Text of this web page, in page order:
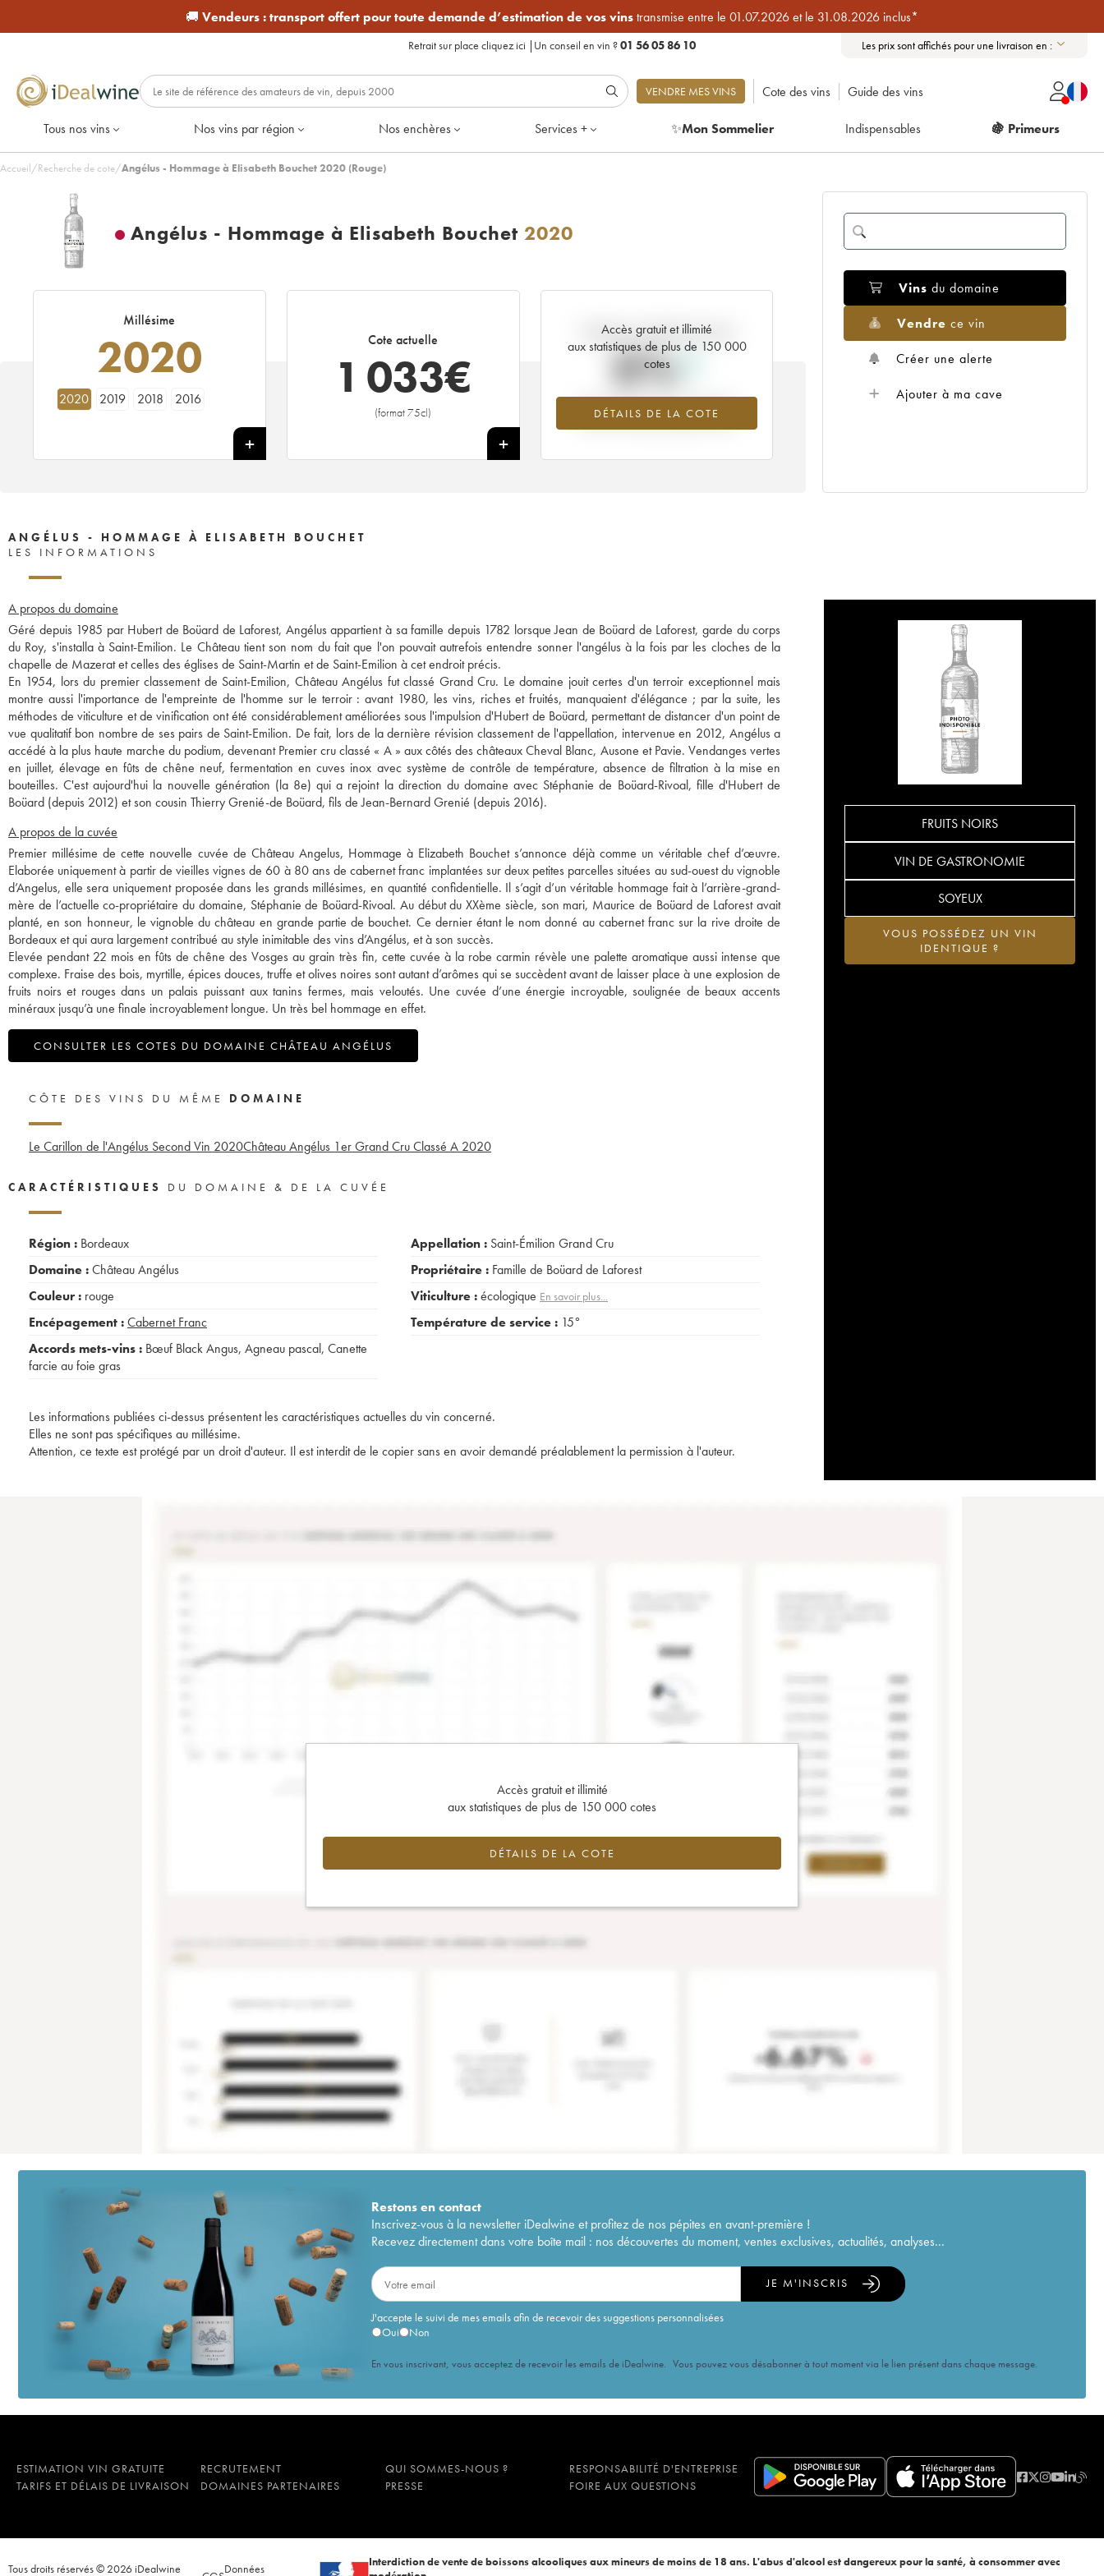
🚚 Vendeurs :transport offert pour toute demande d’estimation de vos vinstransmise entre le 01.07.2026 et le 31.08.2026 inclus*
Retrait sur place cliquez ici | Un conseil en vin ?01 56 05 86 10 Les prix sont affichés pour une livraison en :
VENDRE MES VINS Cote des vins Guide des vins
Tous nos vins Nos vins par région Nos enchères Services + ✨Mon Sommelier Indispensables 🍇 Primeurs
Accueil/Recherche de cote/Angélus - Hommage à Elisabeth Bouchet 2020 (Rouge)
Angélus - Hommage à Elisabeth Bouchet 2020
Millésime
2020
2020 2019 2018 2016
Cote actuelle
1 033€
(format 75cl)
+
Accès gratuit et illimité
aux statistiques de plus de 150 000
cotes
DÉTAILS DE LA COTE
Tendance actuelle de la cote
0%
Tendance à la hausse du millésime
2020 en 2026 par rapport à 2025
Vins du domaine
Vendre ce vin
Créer une alerte
Ajouter à ma cave
ANGÉLUS - HOMMAGE À ELISABETH BOUCHET
LES INFORMATIONS
A propos du domaine
Géré depuis 1985 par Hubert de Boüard de Laforest, Angélus appartient à sa famille depuis 1782 lorsque Jean de Boüard de Laforest, garde du corps
du Roy, s'installa à Saint-Emilion. Le Château tient son nom du fait que l'on pouvait autrefois entendre sonner l'angélus à la fois par les cloches de la
chapelle de Mazerat et celles des églises de Saint-Martin et de Saint-Emilion à cet endroit précis.
En 1954, lors du premier classement de Saint-Emilion, Château Angélus fut classé Grand Cru. Le domaine jouit certes d'un terroir exceptionnel mais
montre aussi l'importance de l'empreinte de l'homme sur le terroir : avant 1980, les vins, riches et fruités, manquaient d'élégance ; par la suite, les
méthodes de viticulture et de vinification ont été considérablement améliorées sous l'impulsion d'Hubert de Boüard, permettant de distancer d'un point de
vue qualitatif bon nombre de ses pairs de Saint-Emilion. De fait, lors de la dernière révision classement de l'appellation, intervenue en 2012, Angélus a
accédé à la plus haute marche du podium, devenant Premier cru classé « A » aux côtés des châteaux Cheval Blanc, Ausone et Pavie. Vendanges vertes
en juillet, élevage en fûts de chêne neuf, fermentation en cuves inox avec système de contrôle de température, absence de filtration à la mise en
bouteilles. C'est aujourd'hui la nouvelle génération (la 8e) qui a rejoint la direction du domaine avec Stéphanie de Boüard-Rivoal, fille d'Hubert de
Boüard (depuis 2012) et son cousin Thierry Grenié-de Boüard, fils de Jean-Bernard Grenié (depuis 2016).
A propos de la cuvée
Premier millésime de cette nouvelle cuvée de Château Angelus, Hommage à Elizabeth Bouchet s’annonce déjà comme un véritable chef d’œuvre.
Elaborée uniquement à partir de vieilles vignes de 60 à 80 ans de cabernet franc implantées sur deux petites parcelles situées au sud-ouest du vignoble
d’Angelus, elle sera uniquement proposée dans les grands millésimes, en quantité confidentielle. Il s’agit d’un véritable hommage fait à l’arrière-grand-
mère de l’actuelle co-propriétaire du domaine, Stéphanie de Boüard-Rivoal. Au début du XXème siècle, son mari, Maurice de Boüard de Laforest avait
planté, en son honneur, le vignoble du château en grande partie de bouchet. Ce dernier étant le nom donné au cabernet franc sur la rive droite de
Bordeaux et qui aura largement contribué au style inimitable des vins d’Angélus, et à son succès.
Elevée pendant 22 mois en fûts de chêne des Vosges au grain très fin, cette cuvée à la robe carmin révèle une palette aromatique aussi intense que
complexe. Fraise des bois, myrtille, épices douces, truffe et olives noires sont autant d’arômes qui se succèdent avant de laisser place à une explosion de
fruits noirs et rouges dans un palais puissant aux tanins fermes, mais veloutés. Une cuvée d’une énergie incroyable, soulignée de beaux accents
minéraux jusqu’à une finale incroyablement longue. Un très bel hommage en effet.
CONSULTER LES COTES DU DOMAINE CHÂTEAU ANGÉLUS
FRUITS NOIRS
VIN DE GASTRONOMIE
SOYEUX
VOUS POSSÉDEZ UN VIN
IDENTIQUE ?
CÔTE DES VINS DU MÊME DOMAINE
Le Carillon de l'Angélus Second Vin 2020Château Angélus 1er Grand Cru Classé A 2020
CARACTÉRISTIQUES DU DOMAINE & DE LA CUVÉE
Région : Bordeaux
Domaine :Château Angélus
Couleur : rouge
Encépagement :Cabernet Franc
Accords mets-vins : Bœuf Black Angus, Agneau pascal, Canette
farcie au foie gras
Appellation : Saint-Émilion Grand Cru
Propriétaire : Famille de Boüard de Laforest
Viticulture :écologique En savoir plus...
Température de service : 15°
Les informations publiées ci-dessus présentent les caractéristiques actuelles du vin concerné.
Elles ne sont pas spécifiques au millésime.
Attention, ce texte est protégé par un droit d'auteur. Il est interdit de le copier sans en avoir demandé préalablement la permission à l'auteur.
Accès gratuit et illimité
aux statistiques de plus de 150 000 cotes
DÉTAILS DE LA COTE
Restons encontact
Inscrivez-vous à la newsletter iDealwine et profitez de nos pépites en avant-première !
Recevez directement dans votre boîte mail : nos découvertes du moment, ventes exclusives, actualités, analyses...
J'accepte le suivi de mes emails afin de recevoir des suggestions personnalisées
Oui
Non
JE M'INSCRIS
En vous inscrivant, vous acceptez de recevoir les emails de iDealwine. Vous pouvez vous désabonner à tout moment via le lien présent dans chaque message.
ESTIMATION VIN GRATUITE RECRUTEMENT QUI SOMMES-NOUS ?
RESPONSABILITÉ D'ENTREPRISE
TARIFS ET DÉLAIS DE LIVRAISON
DOMAINES PARTENAIRES PRESSE FOIRE AUX QUESTIONS
Tous droits réservés © 2026 iDealwine
Données
Interdiction de vente de boissons alcooliques aux mineurs de moins de 18 ans. L'abus d'alcool est dangereux pour la santé, à consommer avec